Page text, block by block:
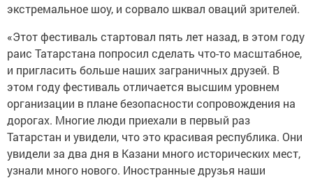
экстремальное шоу, и сорвало шквал оваций зрителей.
«Этот фестиваль стартовал пять лет назад, в этом году
раис Татарстана попросил сделать что-то масштабное,
и пригласить больше наших заграничных друзей. В
этом году фестиваль отличается высшим уровнем
организации в плане безопасности сопровождения на
дорогах. Многие люди приехали в первый раз
Татарстан и увидели, что это красивая республика. Они
увидели за два дня в Казани много исторических мест,
узнали много нового. Иностранные друзья наши